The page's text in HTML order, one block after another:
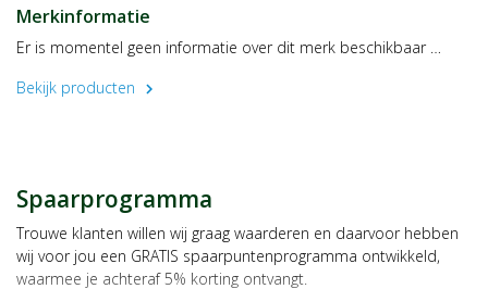
Merkinformatie
Er is momentel geen informatie over dit merk beschikbaar …
Bekijk producten
chevron_right
Spaarprogramma
Trouwe klanten willen wij graag waarderen en daarvoor hebben
wij voor jou een GRATIS spaarpuntenprogramma ontwikkeld,
waarmee je achteraf 5% korting ontvangt.